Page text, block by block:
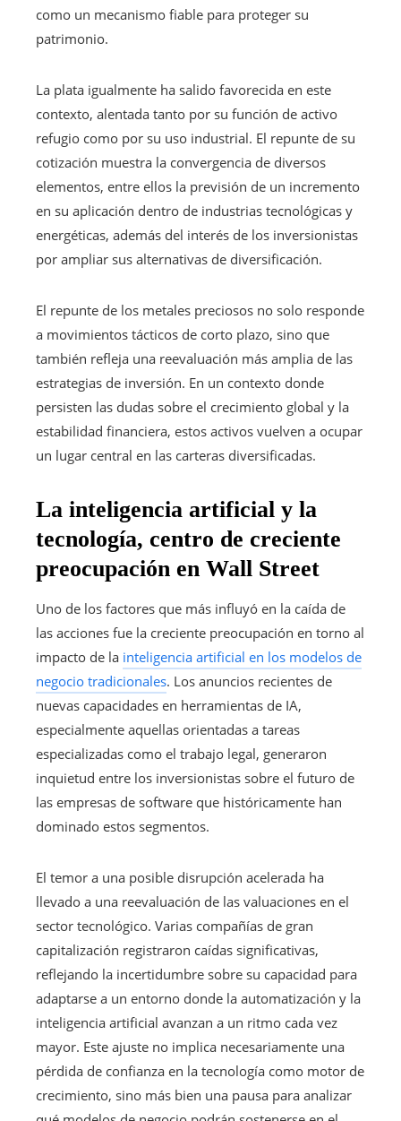
como un mecanismo fiable para proteger su
patrimonio.
La plata igualmente ha salido favorecida en este
contexto, alentada tanto por su función de activo
refugio como por su uso industrial. El repunte de su
cotización muestra la convergencia de diversos
elementos, entre ellos la previsión de un incremento
en su aplicación dentro de industrias tecnológicas y
energéticas, además del interés de los inversionistas
por ampliar sus alternativas de diversificación.
El repunte de los metales preciosos no solo responde
a movimientos tácticos de corto plazo, sino que
también refleja una reevaluación más amplia de las
estrategias de inversión. En un contexto donde
persisten las dudas sobre el crecimiento global y la
estabilidad financiera, estos activos vuelven a ocupar
un lugar central en las carteras diversificadas.
La inteligencia artificial y la
tecnología, centro de creciente
preocupación en Wall Street
Uno de los factores que más influyó en la caída de
las acciones fue la creciente preocupación en torno al
impacto de la inteligencia artificial en los modelos de
negocio tradicionales. Los anuncios recientes de
nuevas capacidades en herramientas de IA,
especialmente aquellas orientadas a tareas
especializadas como el trabajo legal, generaron
inquietud entre los inversionistas sobre el futuro de
las empresas de software que históricamente han
dominado estos segmentos.
El temor a una posible disrupción acelerada ha
llevado a una reevaluación de las valuaciones en el
sector tecnológico. Varias compañías de gran
capitalización registraron caídas significativas,
reflejando la incertidumbre sobre su capacidad para
adaptarse a un entorno donde la automatización y la
inteligencia artificial avanzan a un ritmo cada vez
mayor. Este ajuste no implica necesariamente una
pérdida de confianza en la tecnología como motor de
crecimiento, sino más bien una pausa para analizar